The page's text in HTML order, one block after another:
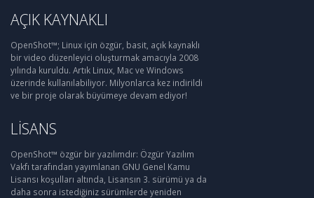
AÇIK KAYNAKLI
OpenShot™; Linux için özgür, basit, açık kaynaklı
bir video düzenleyici oluşturmak amacıyla 2008
yılında kuruldu. Artık Linux, Mac ve Windows
üzerinde kullanılabiliyor. Milyonlarca kez indirildi
ve bir proje olarak büyümeye devam ediyor!
LISANS
OpenShot™ özgür bir yazılımdır: Özgür Yazılım
Vakfı tarafından yayımlanan GNU Genel Kamu
Lisansı koşulları altında, Lisansın 3. sürümü ya da
daha sonra istediğiniz sürümlerde yeniden